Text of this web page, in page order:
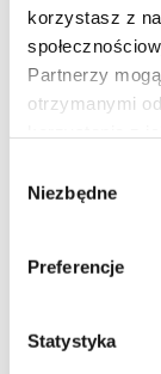
korzystasz z
Partnerzy
otrzymanymi
zgody
Niezbędne
Preferencje
Statystyka
WILLOW I
dubbing
potrzebuje
trzech czarodziejek!